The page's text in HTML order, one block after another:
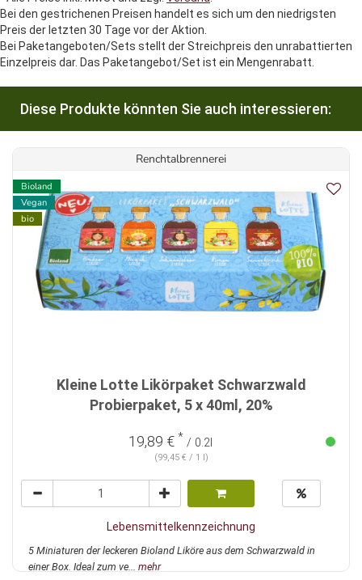
Bei den gestrichenen Preisen handelt es sich um den niedrigsten
Preis der letzten 30 Tage vor der Aktion.
Bei Paketangeboten/Sets stellt der Streichpreis den unrabattierten
Einzelpreis dar. Das Paketangebot/Set ist ein Mengenrabatt.
Diese Produkte könnten Sie auch interessieren:
Renchtalbrennerei
Bioland
Vegan
bio
Kleine Lotte Likörpaket Schwarzwald
Probierpaket, 5 x 40ml, 20%
19,89 € * / 0.2l
(99,45 € / 1 l)
Lebensmittelkennzeichnung
5 Miniaturen der leckeren Bioland Liköre aus dem Schwarzwald in
einer Box. Ideal zum ve... mehr